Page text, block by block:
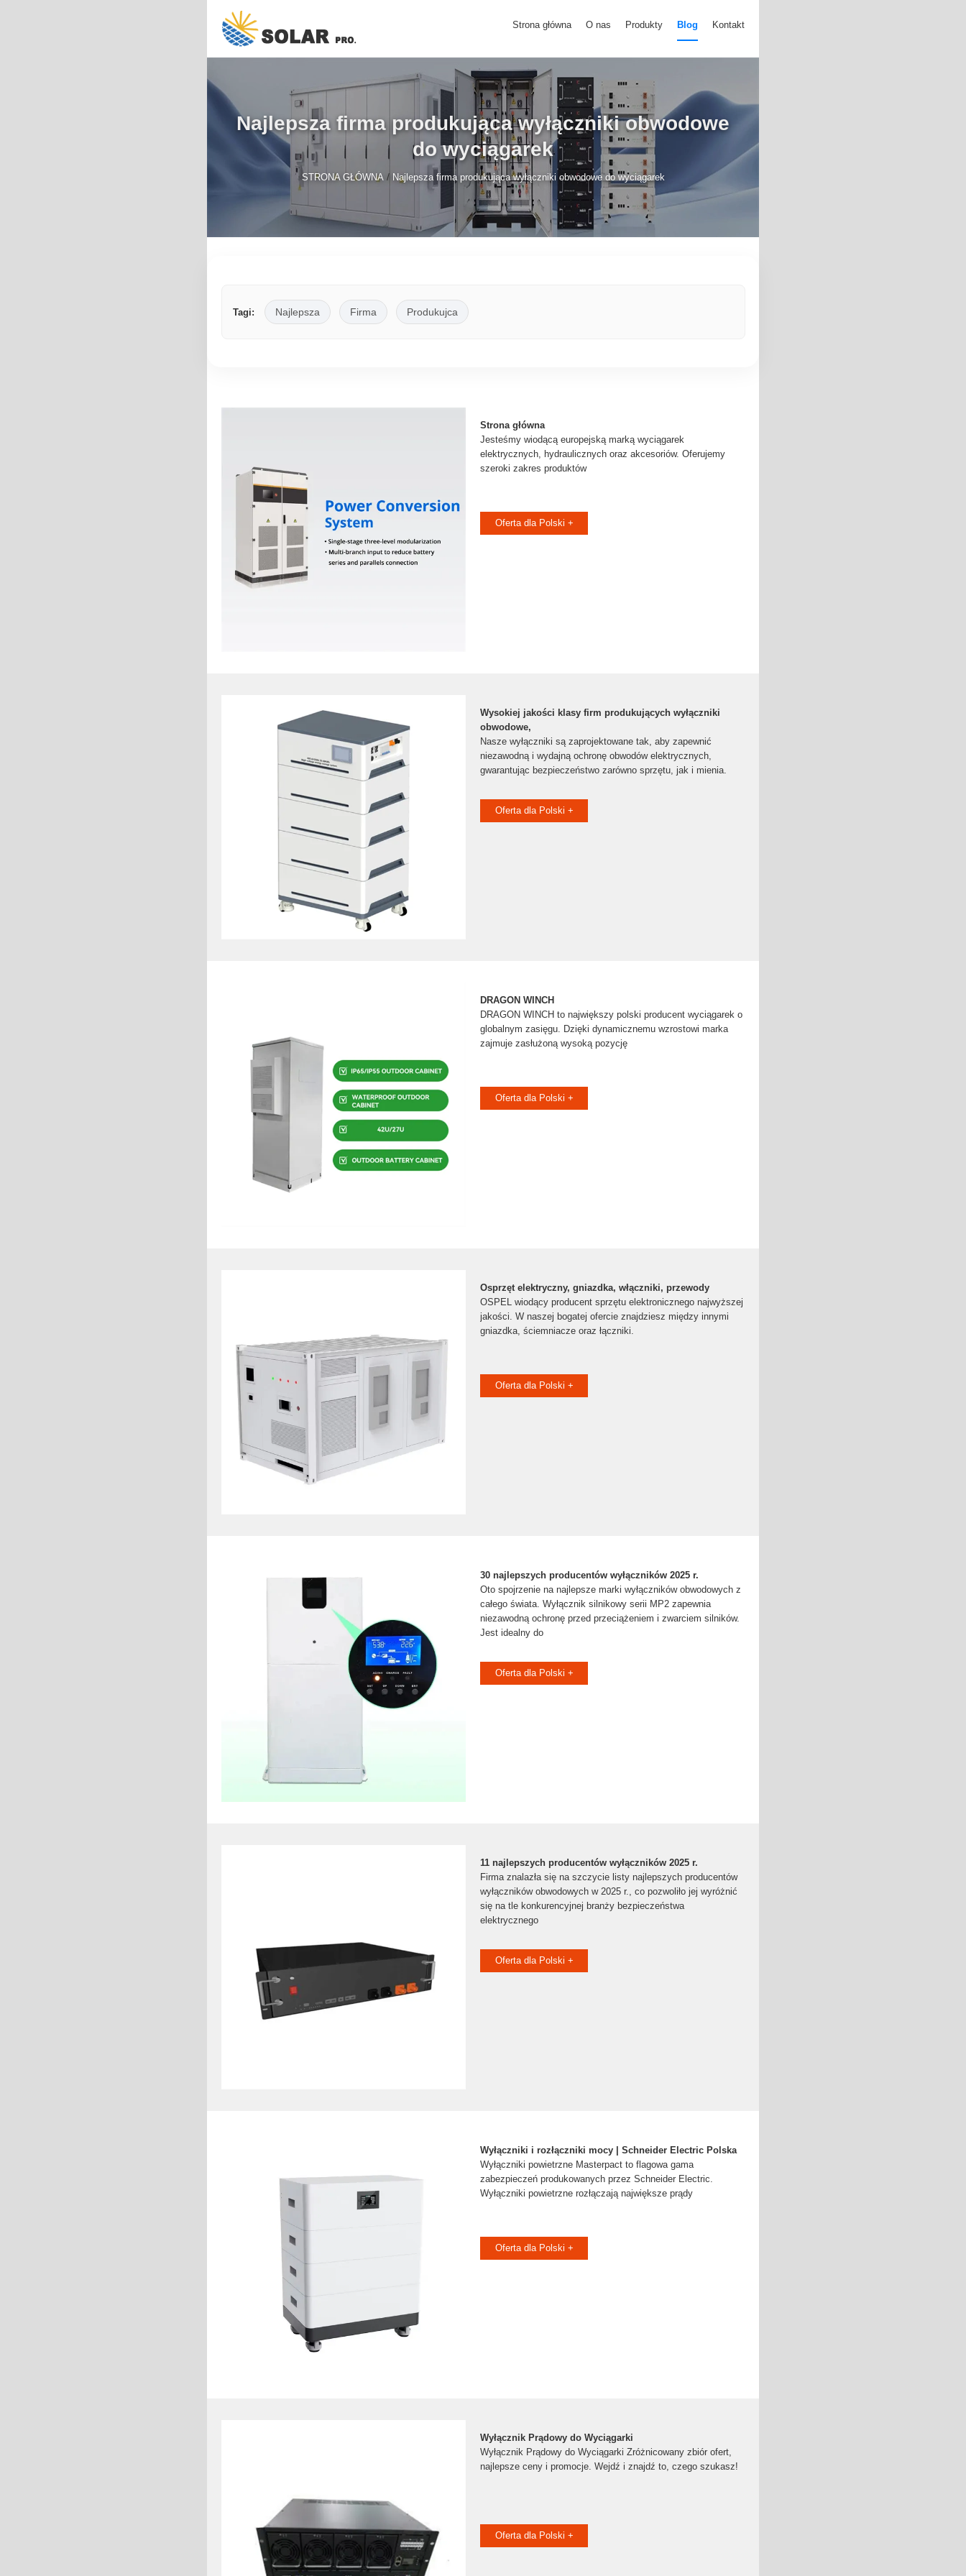
Strona główna O nas Produkty Blog Kontakt
Najlepsza firma produkująca wyłączniki obwodowe
do wyciągarek
STRONA GŁÓWNA / Najlepsza firma produkująca wyłączniki obwodowe do wyciągarek
Tagi: Najlepsza Firma Produkujca
Strona główna
Jesteśmy wiodącą europejską marką wyciągarek
elektrycznych, hydraulicznych oraz akcesoriów. Oferujemy
szeroki zakres produktów
Oferta dla Polski +
Wysokiej jakości klasy firm produkujących wyłączniki
obwodowe,
Nasze wyłączniki są zaprojektowane tak, aby zapewnić
niezawodną i wydajną ochronę obwodów elektrycznych,
gwarantując bezpieczeństwo zarówno sprzętu, jak i mienia.
Oferta dla Polski +
DRAGON WINCH
DRAGON WINCH to największy polski producent wyciągarek o
globalnym zasięgu. Dzięki dynamicznemu wzrostowi marka
zajmuje zasłużoną wysoką pozycję
Oferta dla Polski +
Osprzęt elektryczny, gniazdka, włączniki, przewody
OSPEL wiodący producent sprzętu elektronicznego najwyższej
jakości. W naszej bogatej ofercie znajdziesz między innymi
gniazdka, ściemniacze oraz łączniki.
Oferta dla Polski +
30 najlepszych producentów wyłączników 2025 r.
Oto spojrzenie na najlepsze marki wyłączników obwodowych z
całego świata. Wyłącznik silnikowy serii MP2 zapewnia
niezawodną ochronę przed przeciążeniem i zwarciem silników.
Jest idealny do
Oferta dla Polski +
11 najlepszych producentów wyłączników 2025 r.
Firma znalazła się na szczycie listy najlepszych producentów
wyłączników obwodowych w 2025 r., co pozwoliło jej wyróżnić
się na tle konkurencyjnej branży bezpieczeństwa
elektrycznego
Oferta dla Polski +
Wyłączniki i rozłączniki mocy | Schneider Electric Polska
Wyłączniki powietrzne Masterpact to flagowa gama
zabezpieczeń produkowanych przez Schneider Electric.
Wyłączniki powietrzne rozłączają największe prądy
Oferta dla Polski +
Wyłącznik Prądowy do Wyciągarki
Wyłącznik Prądowy do Wyciągarki Zróżnicowany zbiór ofert,
najlepsze ceny i promocje. Wejdź i znajdź to, czego szukasz!
Oferta dla Polski +